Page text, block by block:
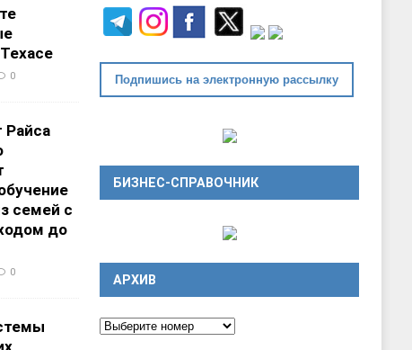
0
Райса
семей с
до
0
Подпишись на электронную рассылку
БИЗНЕС-СПРАВОЧНИК
АРХИВ